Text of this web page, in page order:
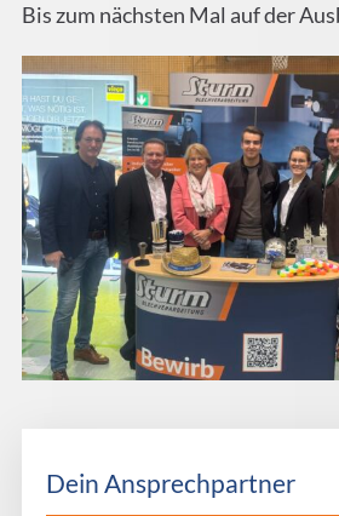
Bis zum nächsten Mal auf der
Dein Ansprechpartner